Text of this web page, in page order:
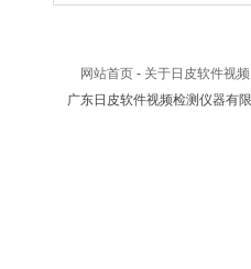
网站首页 - 关于日皮软件视频
广东日皮软件视频检测仪器有